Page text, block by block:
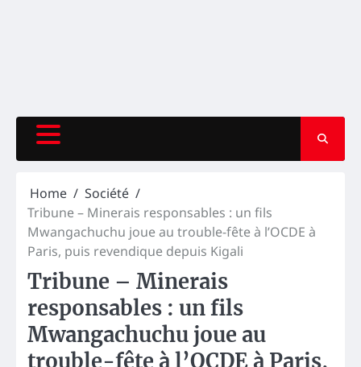
Home
Société
Tribune – Minerais responsables : un fils
Mwangachuchu joue au trouble-fête à l’OCDE à
Paris, puis revendique depuis Kigali
Tribune – Minerais
responsables : un fils
Mwangachuchu joue au
trouble-fête à l’OCDE à Paris,